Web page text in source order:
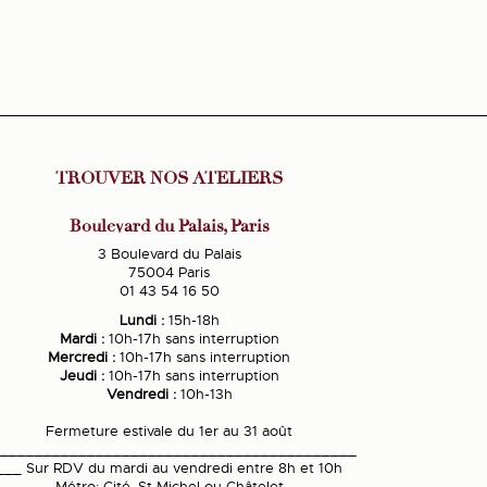
TROUVER NOS ATELIERS
Boulevard du Palais, Paris
3 Boulevard du Palais
75004 Paris
01 43 54 16 50
Lundi :15h-18h
Mardi :10h-17h sans interruption
Mercredi : 10h-17h sans interruption
Jeudi :10h-17h sans interruption
Vendredi :10h-13h
Fermeture estivale du 1er au 31 août
Sur RDV du mardi au vendredi entre 8h et 10h